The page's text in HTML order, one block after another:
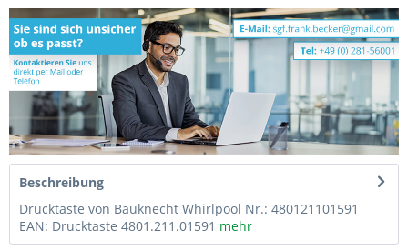
Beschreibung
Drucktaste von Bauknecht Whirlpool Nr.: 480121101591
EAN: Drucktaste 4801.211.01591 mehr